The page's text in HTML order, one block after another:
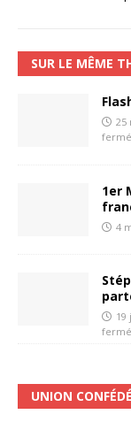
SUR LE MÊME
25
1er
4
19
UNION